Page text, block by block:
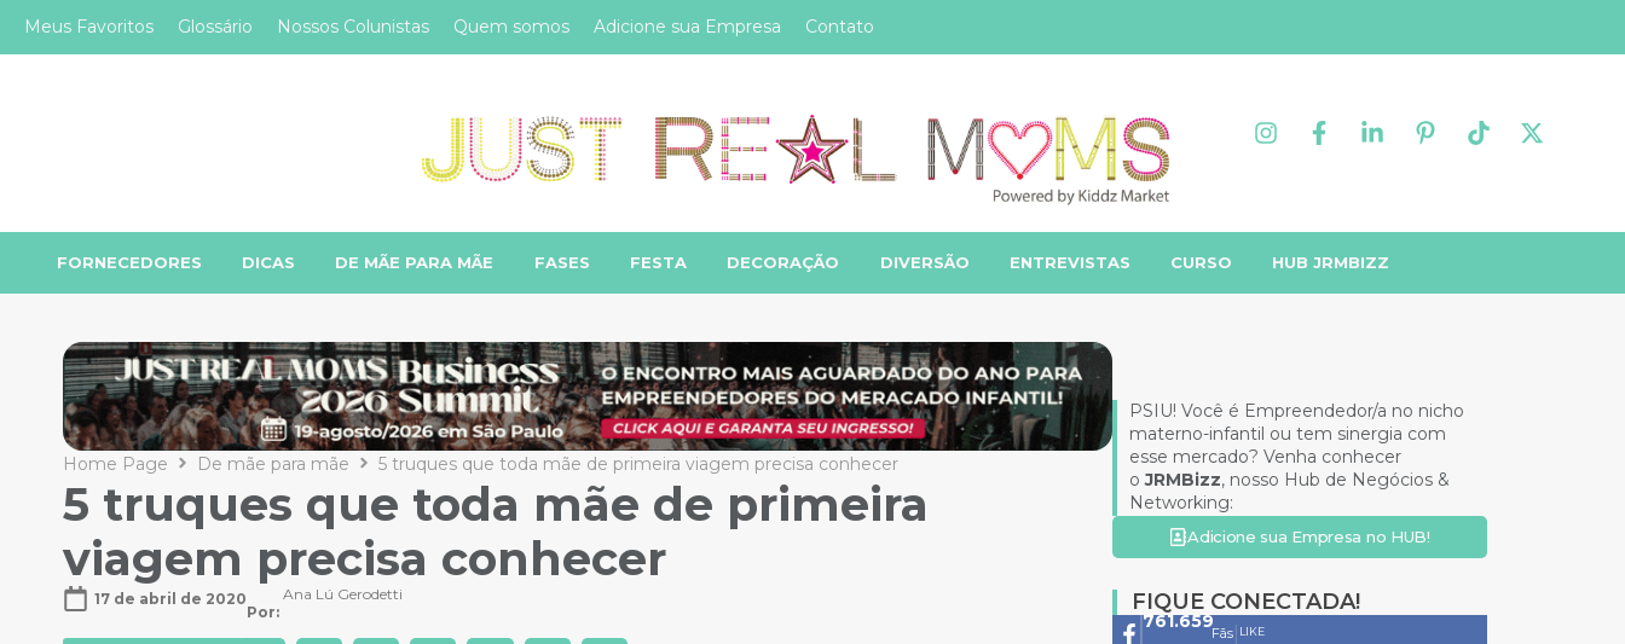
Meus Favoritos Glossário Nossos Colunistas Quem somos Adicione sua Empresa Contato
FORNECEDORES DICAS DE MÃE PARA MÃE FASES FESTA DECORAÇÃO DIVERSÃO ENTREVISTAS CURSO HUB JRMBIZZ
Home Page De mãe para mãe 5 truques que toda mãe de primeira viagem precisa conhecer
5 truques que toda mãe de primeira
viagem precisa conhecer
17 de abril de 2020
Por:
Ana Lú Gerodetti
PSIU! Você é Empreendedor/a no nicho
materno-infantil ou tem sinergia com
esse mercado? Venha conhecer
oJRMBizz, nosso Hub de Negócios &
Networking:
Adicione sua Empresa no HUB!
FIQUE CONECTADA!
761.659
Fãs LIKE